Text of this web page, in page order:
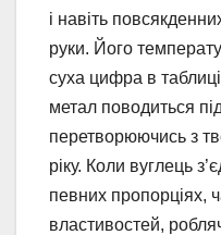
і навіть
руки. Його
суха цифра в
метал поводиться
перетворюючись з
ріку. Коли вуглець
певних пропорціях,
властивостей,